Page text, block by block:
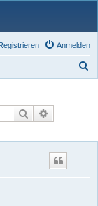
Anmelden
Suche